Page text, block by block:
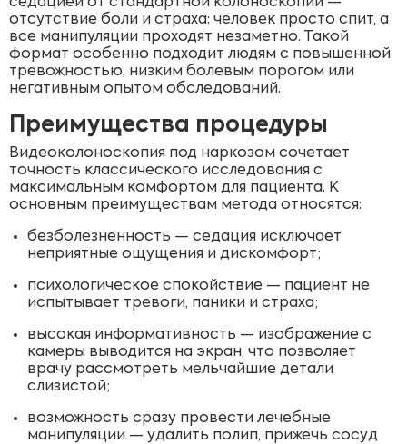
отсутствие боли и страха: человек просто спит, а
все манипуляции проходят незаметно. Такой
формат особенно подходит людям с повышенной
тревожностью, низким болевым порогом или
негативным опытом обследований.
Преимущества процедуры
Видеоколоноскопия под наркозом сочетает
точность классического исследования с
максимальным комфортом для пациента. К
основным преимуществам метода относятся:
безболезненность — седация исключает
неприятные ощущения и дискомфорт;
психологическое спокойствие — пациент не
испытывает тревоги, паники и страха;
высокая информативность — изображение с
камеры выводится на экран, что позволяет
врачу рассмотреть мельчайшие детали
слизистой;
возможность сразу провести лечебные
манипуляции — удалить полип, прижечь сосуд